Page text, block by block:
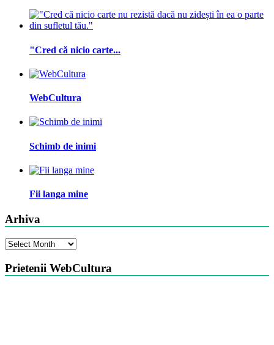
"Cred că nicio carte...
WebCultura
Schimb de inimi
Fii langa mine
Arhiva
Arhiva
Prietenii WebCultura